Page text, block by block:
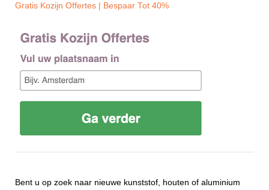
Gratis Kozijn Offertes | Bespaar Tot 40%‎
Bent u op zoek naar nieuwe kunststof, houten of aluminium